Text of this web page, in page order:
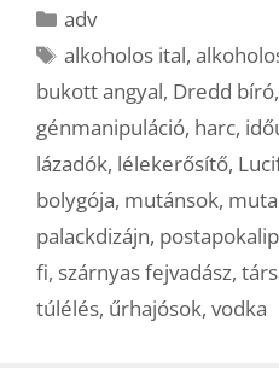
Kategória
adv
Címkék
alkoholos ital,
bukott angyal, Dredd bíró,
génmanipuláció, harc,
lázadók, lélekerősítő,
bolygója, mutánsok,
palackdizájn,
fi, szárnyas fejvadász,
túlélés, űrhajósok, vodka